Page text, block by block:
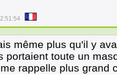
même plus qu'il y
portaient toute un
rappelle plus grand